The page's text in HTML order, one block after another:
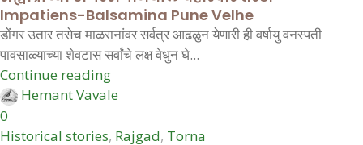
Impatiens-Balsamina Pune Velhe
डोंगर उतार तसेच माळरानांवर सर्वत्र आढळुन येणारी ही वर्षायु वनस्पती
पावसाळ्याच्या शेवटास सर्वांचे लक्ष वेधुन घे...
Continue reading
Hemant Vavale
0
Historical stories, Rajgad, Torna